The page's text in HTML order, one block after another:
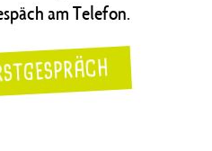
am Telefon.